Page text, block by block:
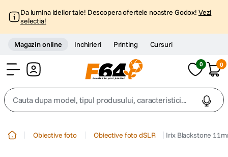
Da lumina ideilor tale! Descopera ofertele noastre Godox! Vezi
selectia!
Magazin online Inchirieri Printing Cursuri
0 0
Cauta dupa model, tipul produsului, caracteristici...
Obiective foto Obiective foto dSLR Irix Blackstone